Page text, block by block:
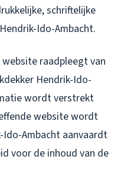
schriftelijke
Ido-Ambacht.
raadpleegt van
Hendrik-Ido-
wordt verstrekt
website wordt
Ido-Ambacht aanvaardt
voor de inhoud van de